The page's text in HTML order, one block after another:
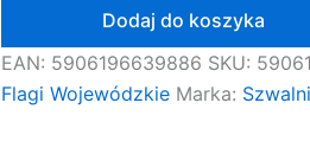
Dodaj do koszyka
EAN: 5906196639886 SKU:
Flagi Wojewódzkie Marka: